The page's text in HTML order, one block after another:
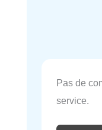
Pas de
service.